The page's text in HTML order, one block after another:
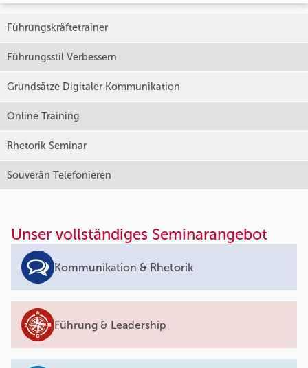
Führungskräftetrainer
Führungsstil Verbessern
Grundsätze Digitaler Kommunikation
Online Training
Rhetorik Seminar
Souverän Telefonieren
Unser vollständiges Seminarangebot
Kommunikation & Rhetorik
Führung & Leadership